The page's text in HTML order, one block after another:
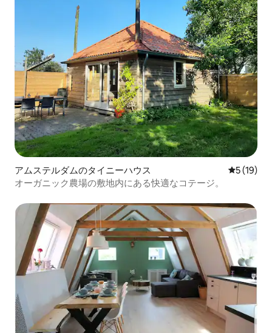
アムステルダムのタイニーハウス レビュー
5 (19)
オーガニック農場の敷地内にある快適なコテージ。